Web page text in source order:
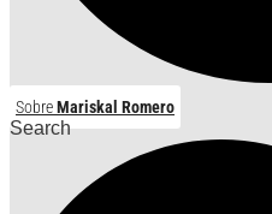
SobreMariskal Romero
Search